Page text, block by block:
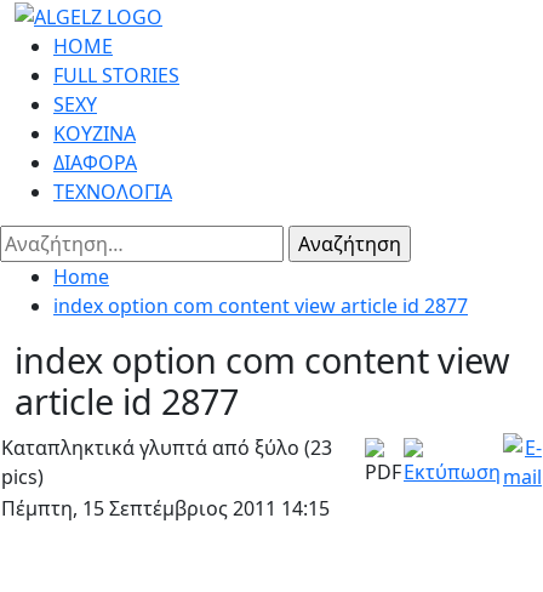
Skip
content
Primary
Menu
HOME
FULL STORIES
SEXY
ΚΟΥΖΙΝΑ
ΔΙΑΦΟΡΑ
ΤΕΧΝΟΛΟΓΙΑ
Αναζήτηση
για:
Home
index option com content view article id 2877
index option com content view
article id 2877
Καταπληκτικά γλυπτά από ξύλο (23
pics)
Πέμπτη, 15 Σεπτέμβριος 2011 14:15